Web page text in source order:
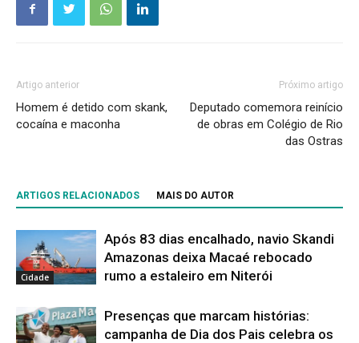
Artigo anterior
Homem é detido com skank,
cocaína e maconha
Próximo artigo
Deputado comemora reinício
de obras em Colégio de Rio
das Ostras
ARTIGOS RELACIONADOS MAIS DO AUTOR
Cidade
Após 83 dias encalhado, navio Skandi
Amazonas deixa Macaé rebocado
rumo a estaleiro em Niterói
Presenças que marcam histórias:
campanha de Dia dos Pais celebra os